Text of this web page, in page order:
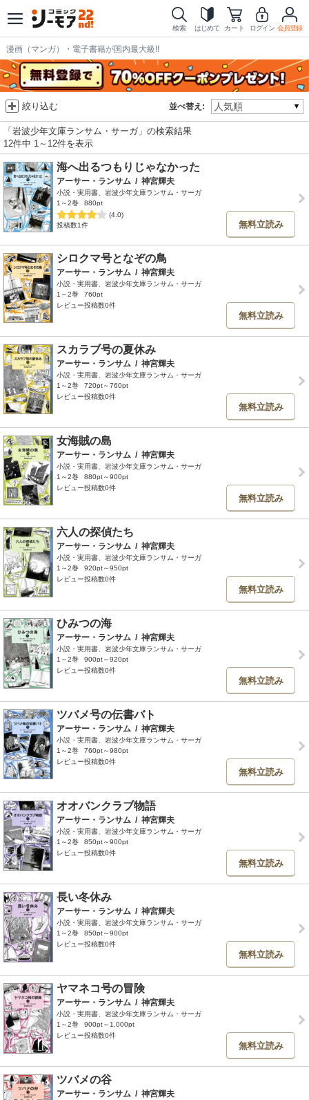
検索 はじめて カート ログイン 会員登録
漫画（マンガ）・電子書籍が国内最大級!!
並べ替え:
絞り込む
「岩波少年文庫ランサム・サーガ」の検索結果
12件中 1～12件を表示
海へ出るつもりじゃなかった
アーサー・ランサム / 神宮輝夫
小説・実用書、岩波少年文庫ランサム・サーガ
1～2巻
880pt
(4.0)
投稿数1件
無料立読み
シロクマ号となぞの鳥
アーサー・ランサム / 神宮輝夫
小説・実用書、岩波少年文庫ランサム・サーガ
1～2巻
760pt
レビュー投稿数0件
無料立読み
スカラブ号の夏休み
アーサー・ランサム / 神宮輝夫
小説・実用書、岩波少年文庫ランサム・サーガ
1～2巻
720pt～760pt
レビュー投稿数0件
無料立読み
女海賊の島
アーサー・ランサム / 神宮輝夫
小説・実用書、岩波少年文庫ランサム・サーガ
1～2巻
880pt～900pt
レビュー投稿数0件
無料立読み
六人の探偵たち
アーサー・ランサム / 神宮輝夫
小説・実用書、岩波少年文庫ランサム・サーガ
1～2巻
920pt～950pt
レビュー投稿数0件
無料立読み
ひみつの海
アーサー・ランサム / 神宮輝夫
小説・実用書、岩波少年文庫ランサム・サーガ
1～2巻
900pt～920pt
レビュー投稿数0件
無料立読み
ツバメ号の伝書バト
アーサー・ランサム / 神宮輝夫
小説・実用書、岩波少年文庫ランサム・サーガ
1～2巻
760pt～980pt
レビュー投稿数0件
無料立読み
オオバンクラブ物語
アーサー・ランサム / 神宮輝夫
小説・実用書、岩波少年文庫ランサム・サーガ
1～2巻
850pt～900pt
レビュー投稿数0件
無料立読み
長い冬休み
アーサー・ランサム / 神宮輝夫
小説・実用書、岩波少年文庫ランサム・サーガ
1～2巻
850pt～900pt
レビュー投稿数0件
無料立読み
ヤマネコ号の冒険
アーサー・ランサム / 神宮輝夫
小説・実用書、岩波少年文庫ランサム・サーガ
1～2巻
900pt～1,000pt
レビュー投稿数0件
無料立読み
ツバメの谷
アーサー・ランサム / 神宮輝夫